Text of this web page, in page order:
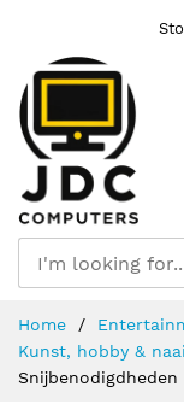
naar
de
inhoud
Home
Kunst, hobby &